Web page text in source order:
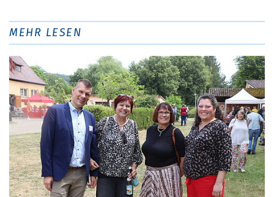
MEHR LESEN